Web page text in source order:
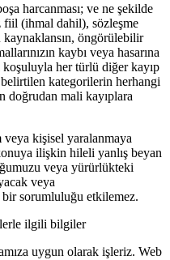
harcanması; ve ne şekilde
fiil (ihmal dahil), sözleşme
öngörülebilir
kaybı veya hasarına
her türlü diğer kayıp
kategorilerin herhangi
doğrudan mali kayıplara
kişisel yaralanmaya
ilişkin hileli yanlış beyan
veya yürürlükteki
veya
bir sorumluluğu etkilemez.
ilgili bilgiler
uygun olarak işleriz. Web